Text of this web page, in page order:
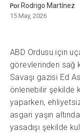
Por Rodrigo Martínez
15 May, 2026
ABD Ordusu için
görevlerinden sağ
Savaşı gazisi Ed
önlenebilir şekilde
yaparken,
asgari yaşın
yasadışı şekilde